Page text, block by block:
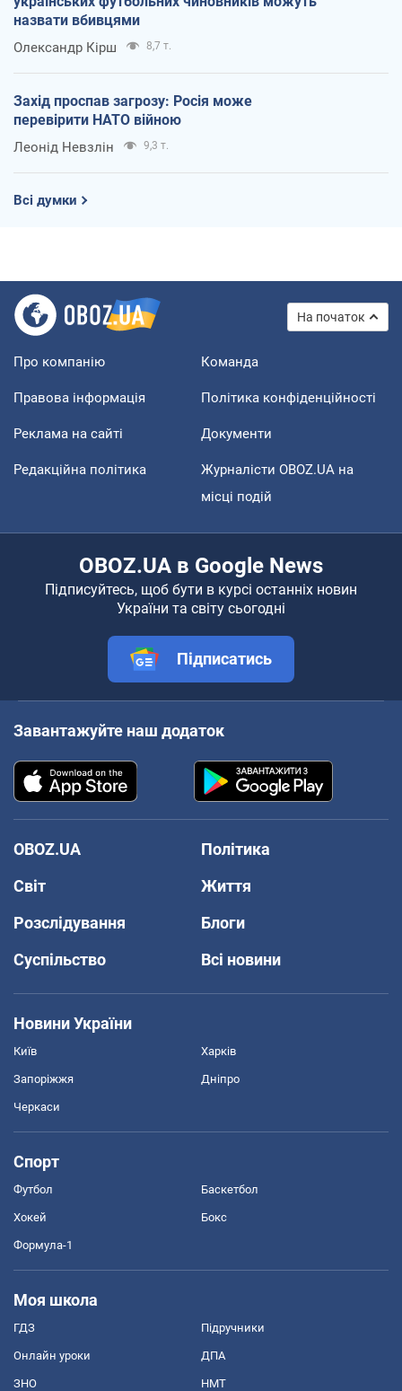
назвати вбивцями
Олександр Кірш 8,7 т.
Захід проспав загрозу: Росія може
перевірити НАТО війною
Леонід Невзлін 9,3 т.
Всі думки
На початок
Про компанію Команда
Правова інформація Політика конфіденційності
Реклама на сайті Документи
Редакційна політика
Журналісти OBOZ.UA на
місці подій
OBOZ.UA в Google News
Підписуйтесь, щоб бути в курсі останніх новин
України та світу сьогодні
Підписатись
Завантажуйте наш додаток
OBOZ.UA
Політика
Світ
Життя
Розслідування
Блоги
Суспільство
Всі новини
Новини України
Київ Харків
Запоріжжя Дніпро
Черкаси
Спорт
Футбол Баскетбол
Хокей Бокс
Формула-1
Моя школа
ГДЗ Підручники
Онлайн уроки ДПА
ЗНО НМТ